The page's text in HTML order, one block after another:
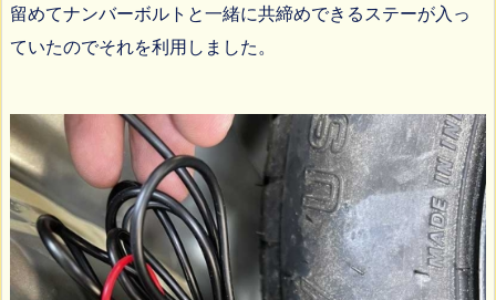
留めてナンバーボルトと一緒に共締めできるステーが入っ
ていたのでそれを利用しました。